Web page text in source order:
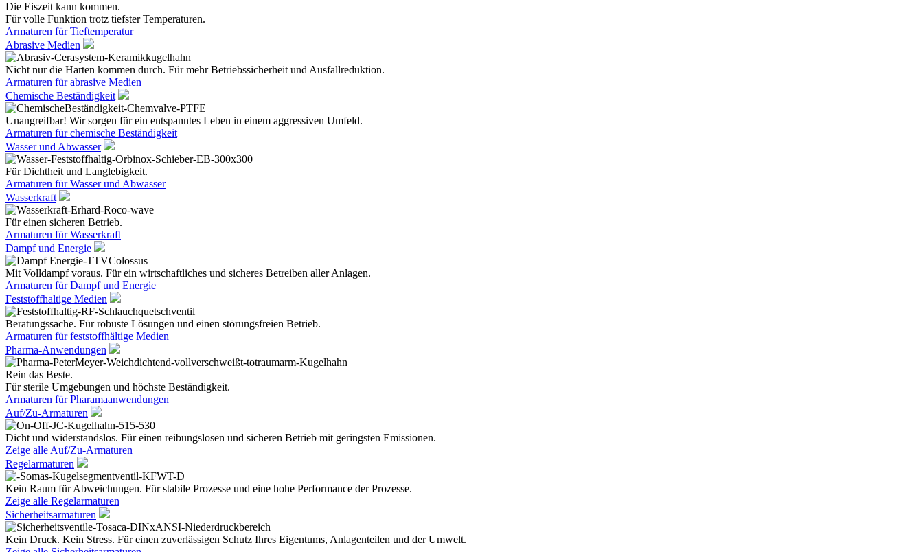
Die Eiszeit kann kommen.
Für volle Funktion trotz tiefster Temperaturen.
Armaturen für Tieftemperatur
Abrasive Medien
Nicht nur die Harten kommen durch. Für mehr Betriebssicherheit und Ausfallreduktion.
Armaturen für abrasive Medien
Chemische Beständigkeit
Unangreifbar! Wir sorgen für ein entspanntes Leben in einem aggressiven Umfeld.
Armaturen für chemische Beständigkeit
Wasser und Abwasser
Für Dichtheit und Langlebigkeit.
Armaturen für Wasser und Abwasser
Wasserkraft
Für einen sicheren Betrieb.
Armaturen für Wasserkraft
Dampf und Energie
Mit Volldampf voraus. Für ein wirtschaftliches und sicheres Betreiben aller Anlagen.
Armaturen für Dampf und Energie
Feststoffhaltige Medien
Beratungssache. Für robuste Lösungen und einen störungsfreien Betrieb.
Armaturen für feststoffhältige Medien
Pharma-Anwendungen
Rein das Beste.
Für sterile Umgebungen und höchste Beständigkeit.
Armaturen für Pharamaanwendungen
Auf/Zu-Armaturen
Dicht und widerstandslos. Für einen reibungslosen und sicheren Betrieb mit geringsten Emissionen.
Zeige alle Auf/Zu-Armaturen
Regelarmaturen
Kein Raum für Abweichungen. Für stabile Prozesse und eine hohe Performance der Prozesse.
Zeige alle Regelarmaturen
Sicherheitsarmaturen
Kein Druck. Kein Stress. Für einen zuverlässigen Schutz Ihres Eigentums, Anlagenteilen und der Umwelt.